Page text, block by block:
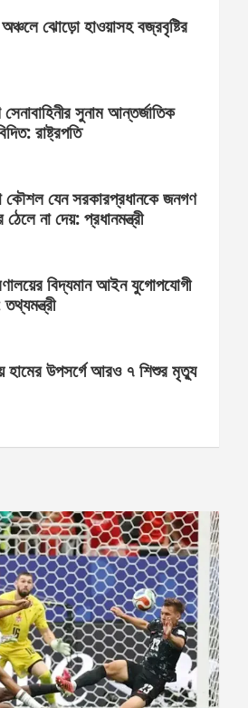
ঝোড়ো হাওয়াসহ বজ্রবৃষ্টির
সেনাবাহিনীর সুনাম আন্তর্জাতিক
রাষ্ট্রপতি
কৌশল যেন সরকারপ্রধানকে জনগণ
না দেয়: প্রধানমন্ত্রী
বিদ্যমান আইন যুগোপযোগী
হামের উপসর্গে আরও ৭ শিশুর মৃত্যু